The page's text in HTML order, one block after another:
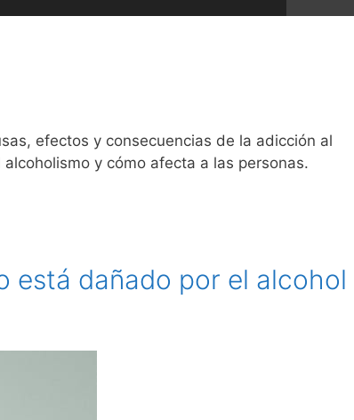
efectos y consecuencias de la adicción al
y cómo afecta a las personas.
está dañado por el alcohol